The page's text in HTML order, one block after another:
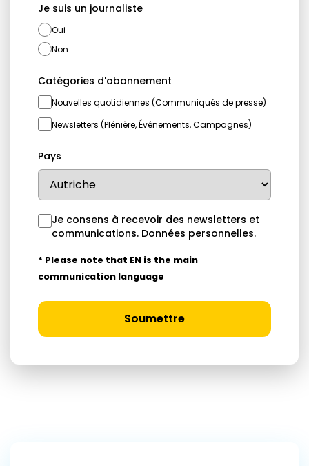
Je suis un journaliste
Oui
Non
Catégories d'abonnement
Nouvelles quotidiennes (Communiqués de presse)
Newsletters (Plénière, Événements, Campagnes)
Pays
Je consens à recevoir des newsletters et
communications. Données personnelles.
* Please note that EN is the main
communication language
Soumettre